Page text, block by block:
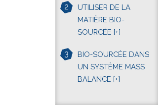
2
UTILISER DE LA
MATIÈRE BIO-
SOURCÉE [+]
3
BIO-SOURCÉE DANS
UN SYSTÈME MASS
BALANCE [+]